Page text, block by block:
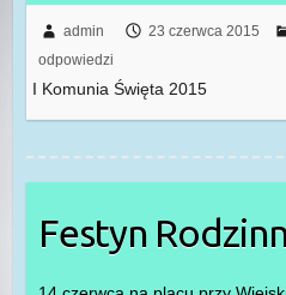
admin 23 czerwca 2015
odpowiedzi
I Komunia Święta 2015
Festyn